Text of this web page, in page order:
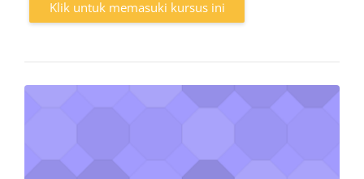
Klik untuk memasuki kursus ini